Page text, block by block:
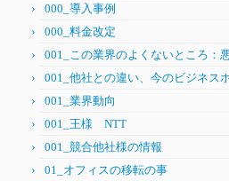
000_導入事例
000_料金改定
001_この業界のよくないところ：
001_他社との違い、今のビジネス
001_業界動向
001_王様 NTT
001_競合他社様の情報
01_オフィスの移転の事